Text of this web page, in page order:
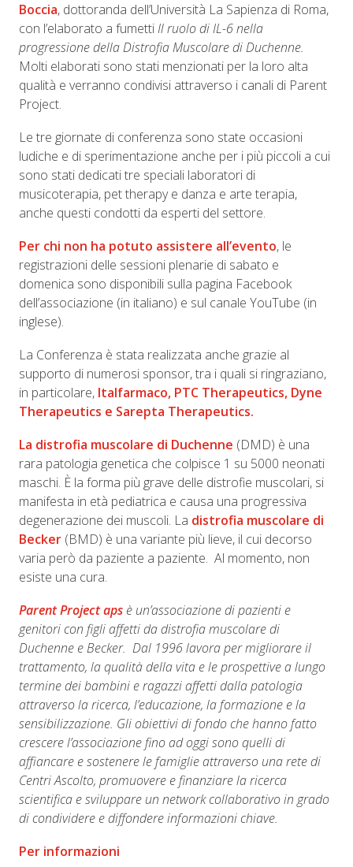
Boccia, dottoranda dell’Università La Sapienza di Roma,
con l’elaborato a fumettiIl ruolo di IL-6 nella
progressione della Distrofia Muscolare di Duchenne.
Molti elaborati sono stati menzionati per la loro alta
qualità e verranno condivisi attraverso i canali di Parent
Project.
Le tre giornate di conferenza sono state occasioni
ludiche e di sperimentazione anche per i più piccoli a cui
sono stati dedicati tre speciali laboratori di
musicoterapia, pet therapy e danza e arte terapia,
anche questi condotti da esperti del settore.
Per chi non ha potuto assistere all’evento, le
registrazioni delle sessioni plenarie di sabato e
domenica sono disponibili sulla pagina Facebook
dell’associazione (in italiano) e sul canale YouTube (in
inglese).
La Conferenza è stata realizzata anche grazie al
supporto di numerosi sponsor, tra i quali si ringraziano,
in particolare, Italfarmaco, PTC Therapeutics, Dyne
Therapeutics e Sarepta Therapeutics.
La distrofia muscolare di Duchenne (DMD) è una
rara patologia genetica che colpisce 1 su 5000 neonati
maschi. È la forma più grave delle distrofie muscolari, si
manifesta in età pediatrica e causa una progressiva
degenerazione dei muscoli. La distrofia muscolare di
Becker (BMD) è una variante più lieve, il cui decorso
varia però da paziente a paziente. Al momento, non
esiste una cura.
Parent Project aps è un’associazione di pazienti e
genitori con figli affetti da distrofia muscolare di
Duchenne e Becker. Dal 1996 lavora per migliorare il
trattamento, la qualità della vita e le prospettive a lungo
termine dei bambini e ragazzi affetti dalla patologia
attraverso la ricerca, l’educazione, la formazione e la
sensibilizzazione. Gli obiettivi di fondo che hanno fatto
crescere l’associazione fino ad oggi sono quelli di
affiancare e sostenere le famiglie attraverso una rete di
Centri Ascolto, promuovere e finanziare la ricerca
scientifica e sviluppare un network collaborativo in grado
di condividere e diffondere informazioni chiave.
Per informazioni